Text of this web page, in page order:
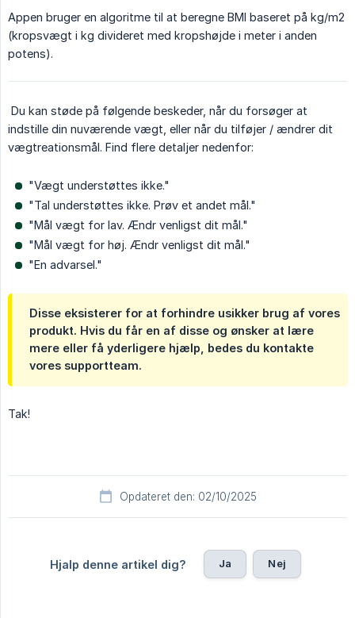
Appen bruger en algoritme til at beregne BMI baseret på kg/m2
(kropsvægt i kg divideret med kropshøjde i meter i anden
potens).
Du kan støde på følgende beskeder, når du forsøger at
indstille din nuværende vægt, eller når du tilføjer / ændrer dit
vægtreationsmål. Find flere detaljer nedenfor:
"Vægt understøttes ikke."
"Tal understøttes ikke. Prøv et andet mål."
"Mål vægt for lav. Ændr venligst dit mål."
"Mål vægt for høj. Ændr venligst dit mål."
"En advarsel."
Disse eksisterer for at forhindre usikker brug af vores
produkt. Hvis du får en af disse og ønsker at lære
mere eller få yderligere hjælp, bedes du kontakte
vores supportteam.
Tak!
Opdateret den: 02/10/2025
Hjalp denne artikel dig? Ja Nej